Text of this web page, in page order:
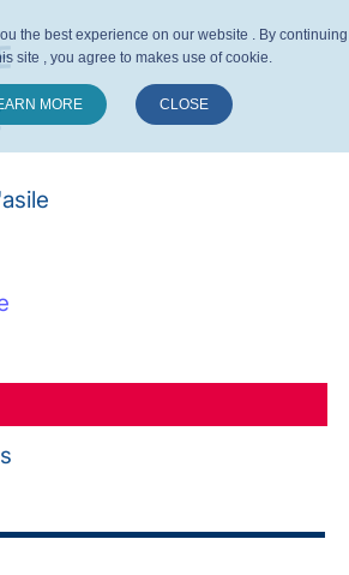
the best experience on our website . By continuing
site , you agree to makes use of cookie.
MORE CLOSE